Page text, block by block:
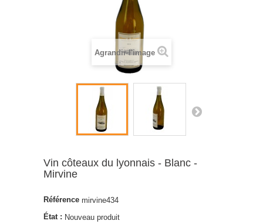
Agrandir l'image
Vin côteaux du lyonnais - Blanc -
Mirvine
Référence mirvine434
État : Nouveau produit